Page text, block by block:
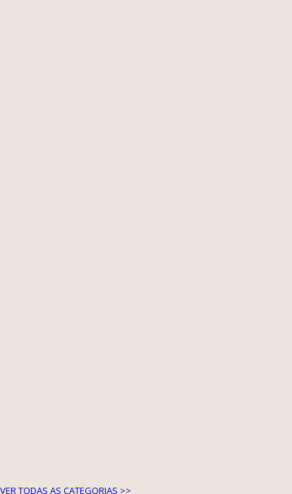
VER TODAS AS CATEGORIAS >>